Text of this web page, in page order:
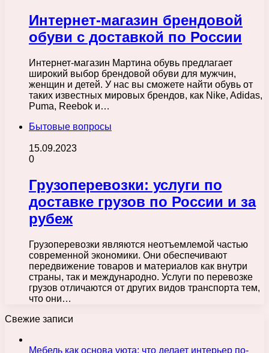
Интернет-магазин брендовой
обуви с доставкой по России
Интернет-магазин Мартина обувь предлагает
широкий выбор брендовой обуви для мужчин,
женщин и детей. У нас вы сможете найти обувь от
таких известных мировых брендов, как Nike, Adidas,
Puma, Reebok и…
Бытовые вопросы
15.09.2023
0
Грузоперевозки: услуги по
доставке грузов по России и за
рубеж
Грузоперевозки являются неотъемлемой частью
современной экономики. Они обеспечивают
передвижение товаров и материалов как внутри
страны, так и международно. Услуги по перевозке
грузов отличаются от других видов транспорта тем,
что они…
Свежие записи
Мебель как основа уюта: что делает интерьер по-